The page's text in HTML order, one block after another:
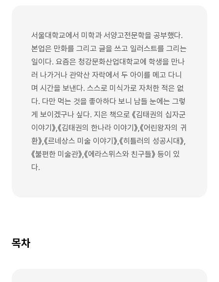
서울대학교에서 미학과 서양고전문학을 공부했다.
본업은 만화를 그리고 글을 쓰고 일러스트를 그리는
일이다. 요즘은 청강문화산업대학교에 학생을 만나
러 나가거나 관악산 자락에서 두 아이를 메고 다니
며 시간을 보낸다. 스스로 미식가로 자처한 적은 없
다. 다만 먹는 것을 좋아하다 보니 남들 눈에는 그렇
게 보이겠구나 싶다. 지은 책으로 《김태권의 십자군
이야기》,《김태권의 한나라 이야기》,《어린왕자의 귀
환》,《르네상스 미술 이야기》,《히틀러의 성공시대》,
《불편한 미술관》,《에라스뮈스와 친구들》 등이 있
다.
목차